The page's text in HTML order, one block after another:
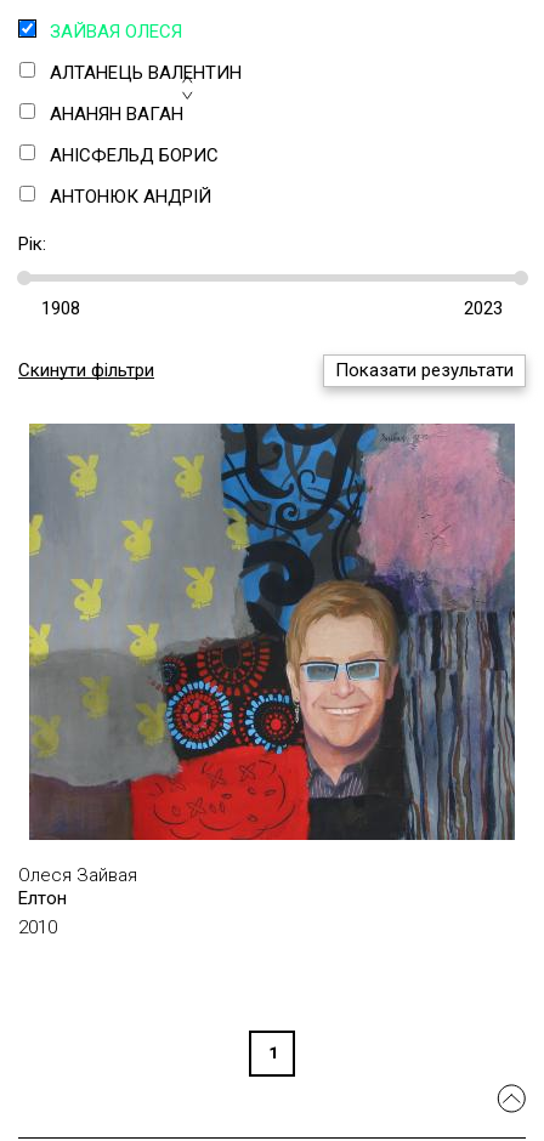
ЦИФРОВЕ МИСТЕЦТВО
ЗАЙВАЯ ОЛЕСЯ
АЛТАНЕЦЬ ВАЛЕНТИН
АНАНЯН ВАГАН
АНІСФЕЛЬД БОРИС
АНТОНЮК АНДРІЙ
АНУФРІЄВ СЕРГІЙ
АНУФРІЄВА-ЖАРКОВА МАРГАРИТА
АСАБА АНАТОЛІЙ
АЦМАНЧУК ОЛЕКСАНДР
БАБЧИНСЬКИЙ АНДРІЙ
БАЛЬ ЄВГЕНІЙ
БАРАНОВ-РОССІНЕ ВОЛОДИМИР
БАСАНЕЦЬ ВАЛЕРІЙ
БЄЛІК СЕРГІЙ
БОГОЛЮБОВ СЕРГІЙ
БОЖІЙ МИХАЙЛО
БОЖКО ІГОР
БОКАТОВ ОЛЕКСІЙ
БУРЛЮК ДАВИД
ВАРЄШКІН ІГОР
Рік:
Скинути фільтри Показати результати
Олеся Зайвая
Елтон
2010
1